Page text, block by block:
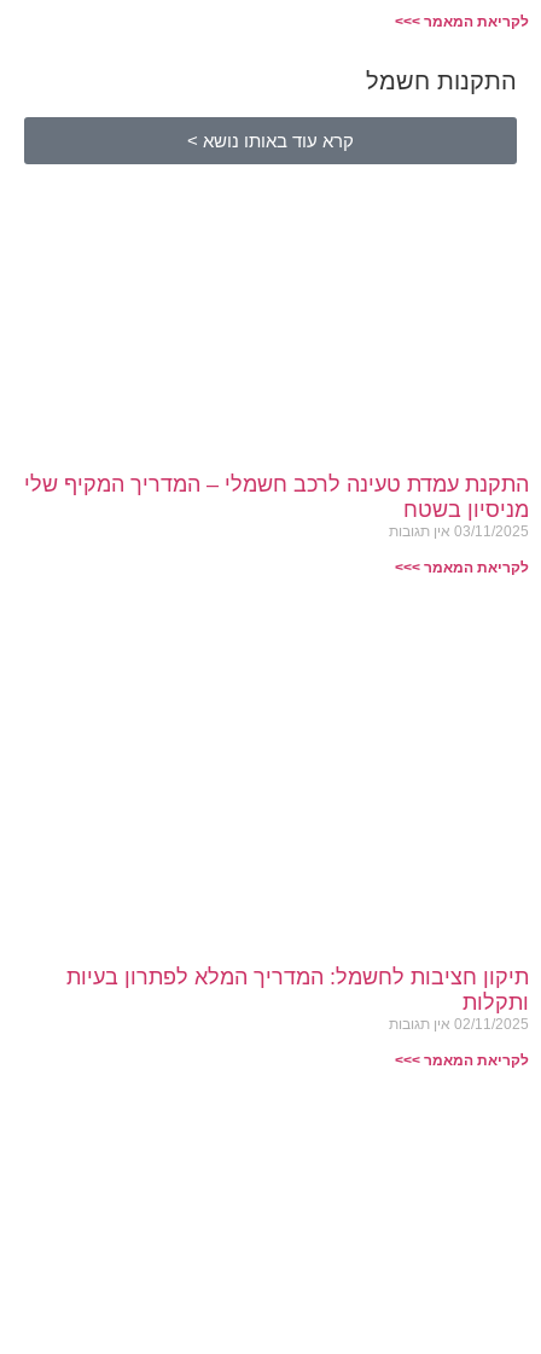
לקריאת המאמר >>>
התקנות חשמל
קרא עוד באותו נושא >
התקנת עמדת טעינה לרכב חשמלי – המדריך המקיף שלי
מניסיון בשטח
03/11/2025 אין תגובות
לקריאת המאמר >>>
תיקון חציבות לחשמל: המדריך המלא לפתרון בעיות
ותקלות
02/11/2025 אין תגובות
לקריאת המאמר >>>